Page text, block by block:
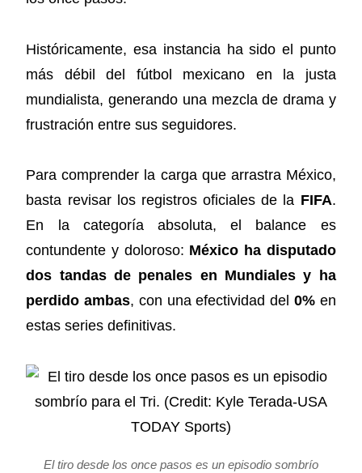
Históricamente, esa instancia ha sido el punto
más débil del fútbol mexicano en la justa
mundialista, generando una mezcla de drama y
frustración entre sus seguidores.
Para comprender la carga que arrastra México,
basta revisar los registros oficiales de la FIFA.
En la categoría absoluta, el balance es
contundente y doloroso: México ha disputado
dos tandas de penales en Mundiales y ha
perdido ambas, con una efectividad del 0%en
estas series definitivas.
El tiro desde los once pasos es un episodio sombrío